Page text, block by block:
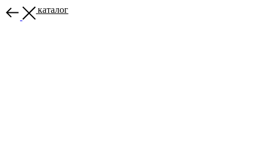
Назад в каталог